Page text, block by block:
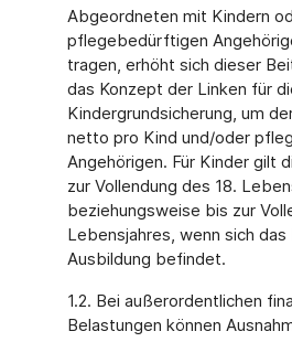
Abgeordneten mit Kindern
pflegebedürftigen
tragen, erhöht sich dieser
das Konzept der Linken für
Kindergrundsicherung, um
netto pro Kind und/oder
Angehörigen. Für Kinder gilt
zur Vollendung des 18.
beziehungsweise bis zur
Lebensjahres, wenn sich das
Ausbildung befindet.
1.2. Bei außerordentlichen
Belastungen können